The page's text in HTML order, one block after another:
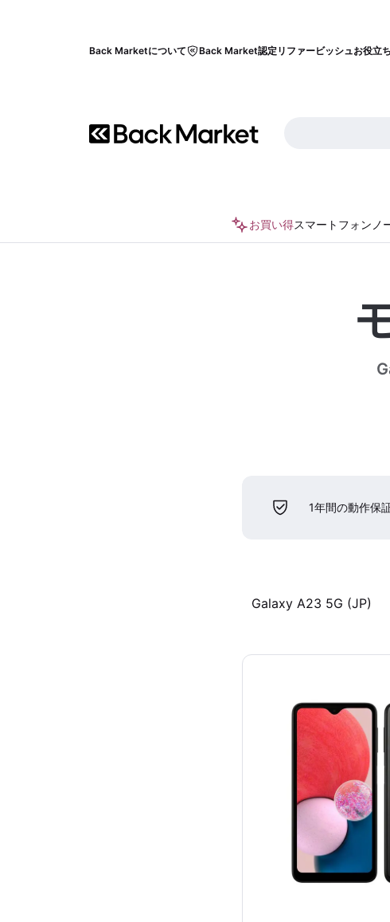
Back Marketについて Back Market認定リファービッシュお役立
お買い得スマートフォン ノ
1年間の動作保
Galaxy A23 5G (JP)